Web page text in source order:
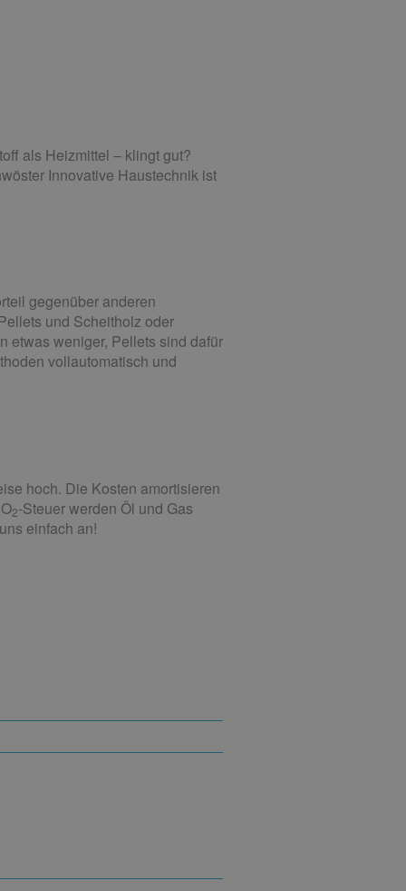
als Heizmittel – klingt gut?
Innovative Haustechnik ist
gegenüber anderen
und Scheitholz oder
etwas weniger, Pellets sind dafür
vollautomatisch und
hoch. Die Kosten amortisieren
2-Steuer werden Öl und Gas
einfach an!